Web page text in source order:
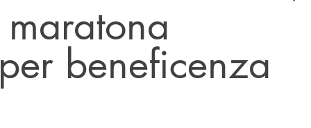
beneficenza